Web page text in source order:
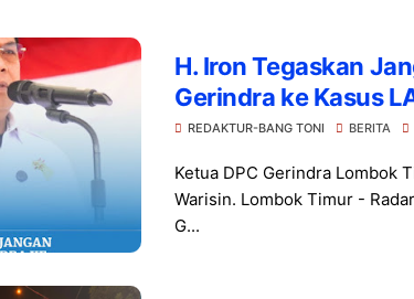
H. Iron Tegaskan
Gerindra ke Kasus
REDAKTUR-BANG TONI BERITA
Ketua DPC Gerindra Lombok
Warisin. Lombok Timur -
G...